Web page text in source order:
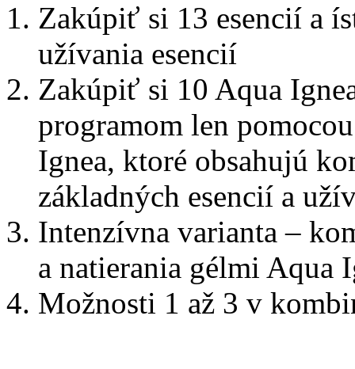
Zakúpiť si 13 esencií a
užívania esencií
Zakúpiť si 10 Aqua
programom len
Ignea, ktoré obsahujú
základných esencií a
Intenzívna varianta –
a natierania gélmi Aqua
Možnosti 1 až 3 v